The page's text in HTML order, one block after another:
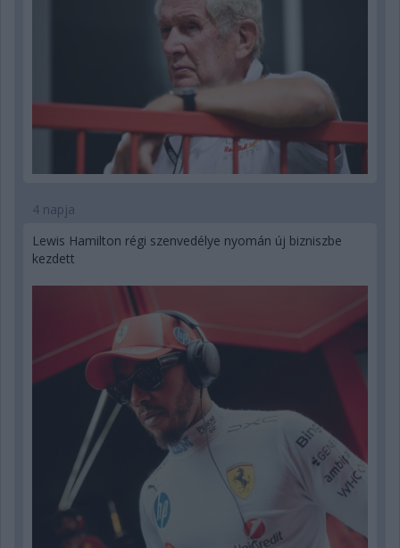
4 napja
Lewis Hamilton régi szenvedélye nyomán új bizniszbe
kezdett